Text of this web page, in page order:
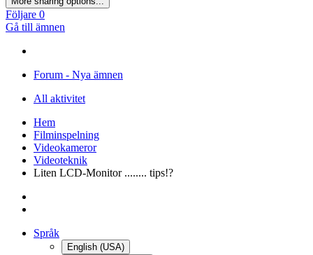
Följare 0
Gå till ämnen
Forum - Nya ämnen
All aktivitet
Hem
Filminspelning
Videokameror
Videoteknik
Liten LCD-Monitor ........ tips!?
Språk
English (USA)